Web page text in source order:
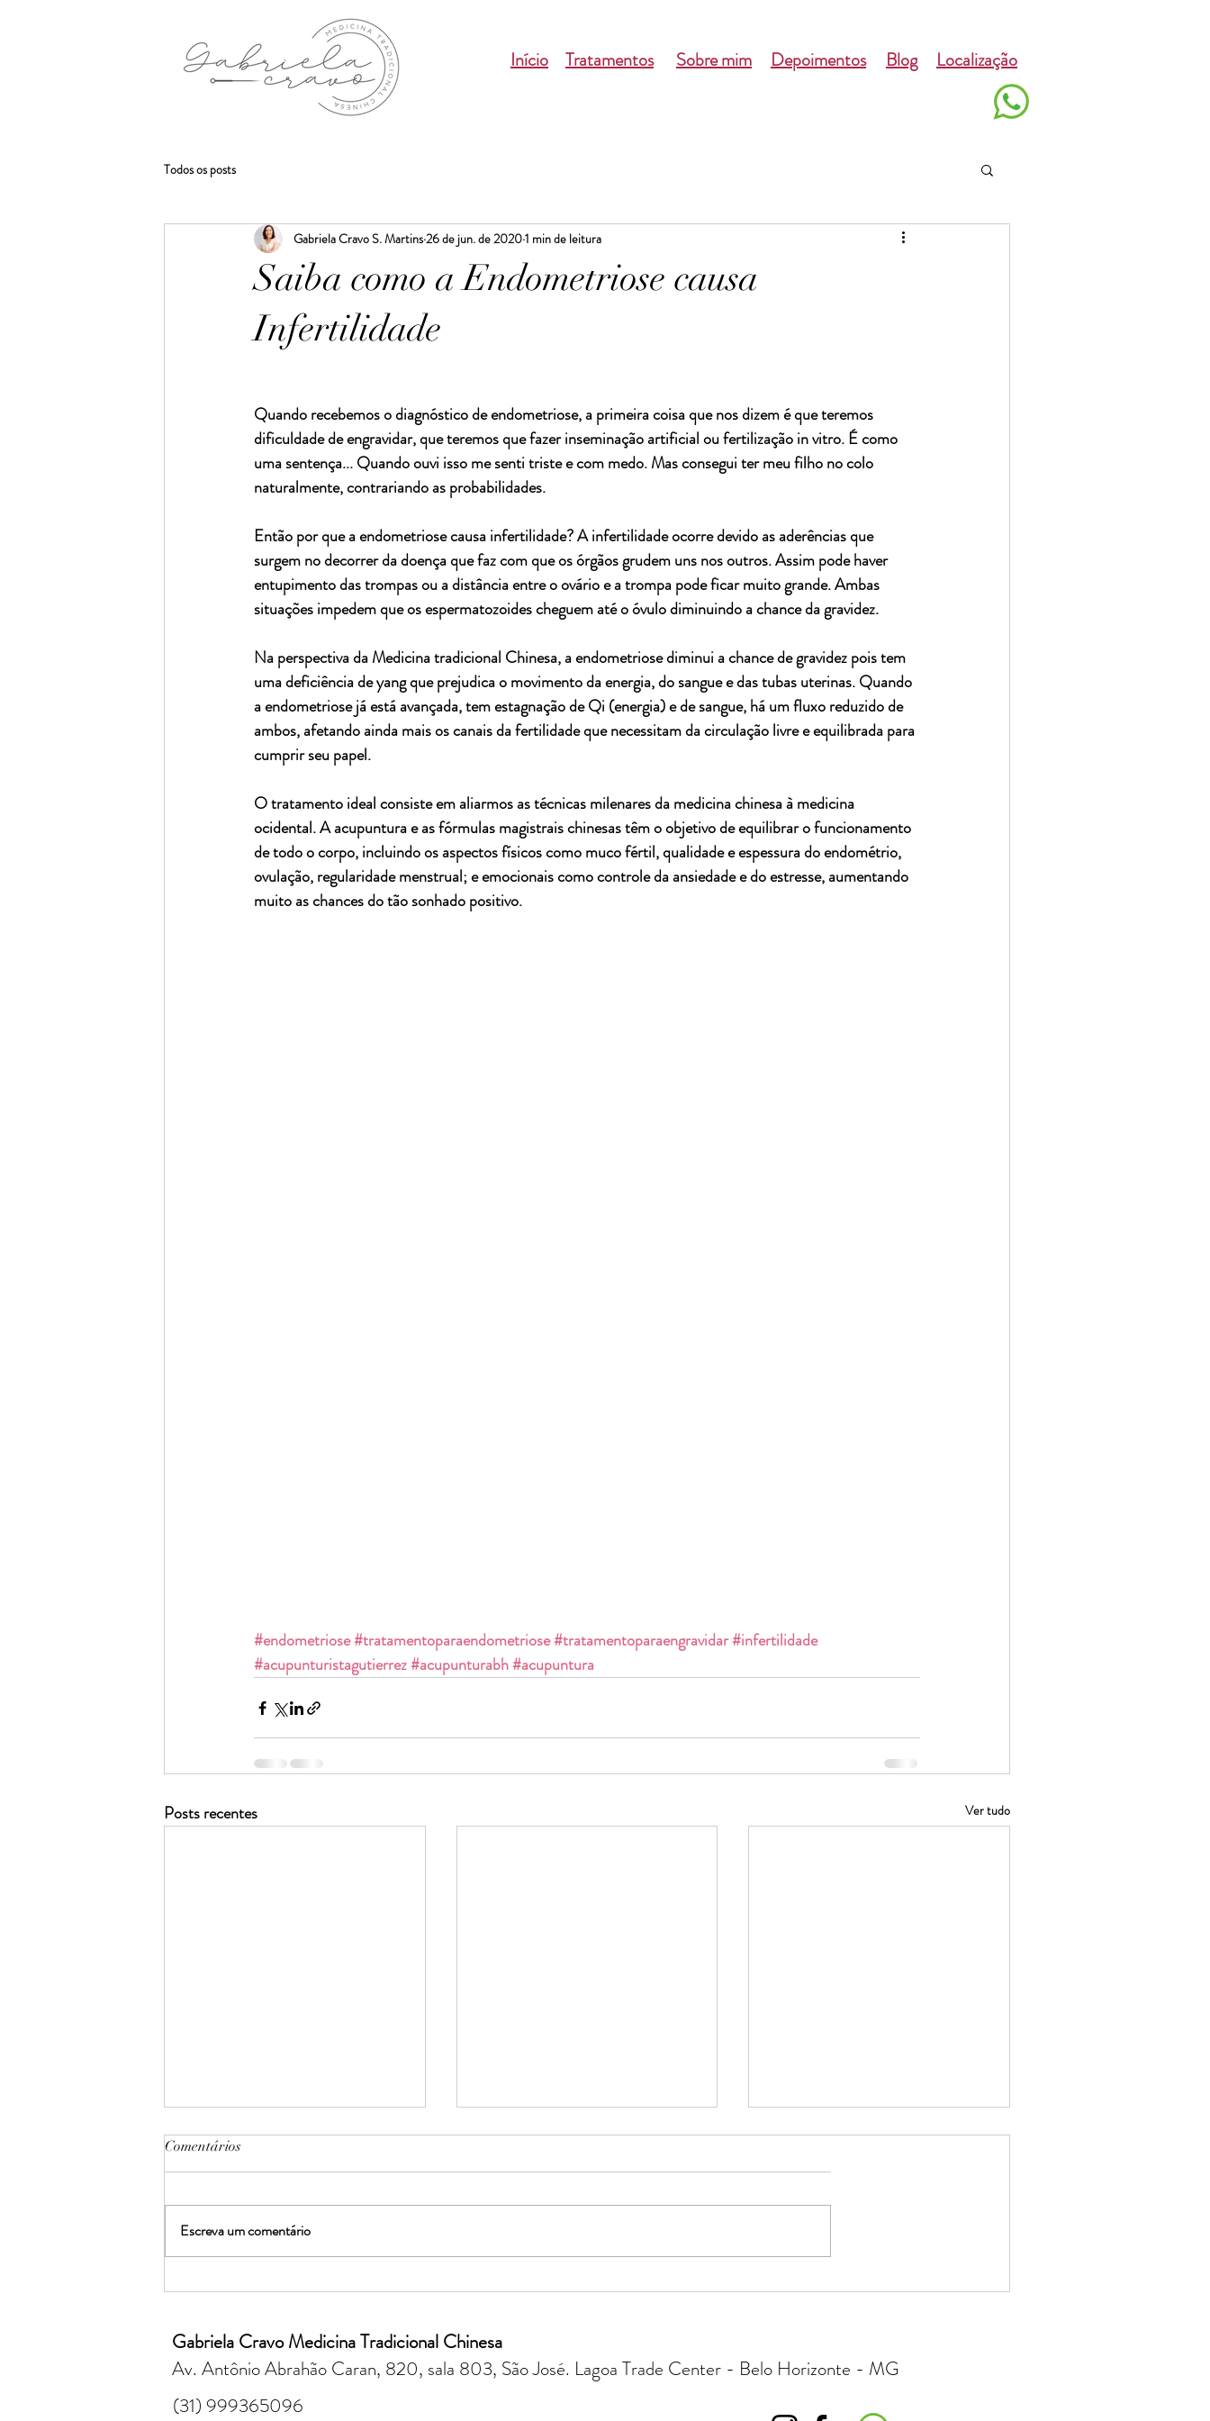
Início Tratamentos Sobre mim Depoimentos Blog Localização
Todos os posts
Saiba como a Endometriose causa
Infertilidade
Gabriela Cravo S. Martins26 de jun. de 20201 min de leitura
Quando recebemos o diagnóstico de endometriose, a primeira coisa que nos dizem é que teremos
dificuldade de engravidar, que teremos que fazer inseminação artificial ou fertilização in vitro. É como
uma sentença... Quando ouvi isso me senti triste e com medo. Mas consegui ter meu filho no colo
naturalmente, contrariando as probabilidades.
Então por que a endometriose causa infertilidade? A infertilidade ocorre devido as aderências que
surgem no decorrer da doença que faz com que os órgãos grudem uns nos outros. Assim pode haver
entupimento das trompas ou a distância entre o ovário e a trompa pode ficar muito grande. Ambas
situações impedem que os espermatozoides cheguem até o óvulo diminuindo a chance da gravidez.
Na perspectiva da Medicina tradicional Chinesa, a endometriose diminui a chance de gravidez pois tem
uma deficiência de yang que prejudica o movimento da energia, do sangue e das tubas uterinas. Quando
a endometriose já está avançada, tem estagnação de Qi (energia) e de sangue, há um fluxo reduzido de
ambos, afetando ainda mais os canais da fertilidade que necessitam da circulação livre e equilibrada para
cumprir seu papel.
O tratamento ideal consiste em aliarmos as técnicas milenares da medicina chinesa à medicina
ocidental. A acupuntura e as fórmulas magistrais chinesas têm o objetivo de equilibrar o funcionamento
de todo o corpo, incluindo os aspectos físicos como muco fértil, qualidade e espessura do endométrio,
ovulação, regularidade menstrual; e emocionais como controle da ansiedade e do estresse, aumentando
muito as chances do tão sonhado positivo.
#endometriose#tratamentoparaendometriose#tratamentoparaengravidar#infertilidade
#acupunturistagutierrez#acupunturabh#acupuntura
Posts recentes Ver tudo
reprodutiva
Comentários
Escreva um comentário
Gabriela Cravo Medicina Tradicional Chinesa
Av. Antônio Abrahão Caran, 820, sala 803, São José. Lagoa Trade Center - Belo Horizonte - MG
(31) 999365096